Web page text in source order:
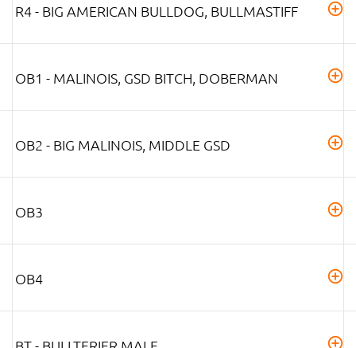
R4 - BIG AMERICAN BULLDOG, BULLMASTIFF
OB1 - MALINOIS, GSD BITCH, DOBERMAN
OB2 - BIG MALINOIS, MIDDLE GSD
OB3
OB4